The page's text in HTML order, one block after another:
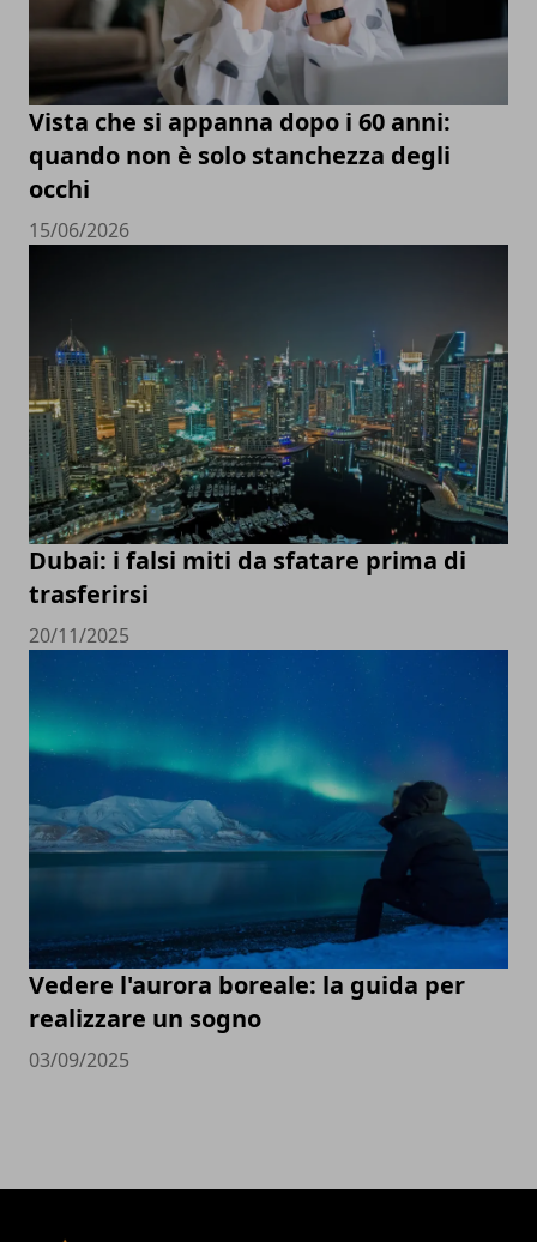
Vista che si appanna dopo i 60 anni:
quando non è solo stanchezza degli
occhi
15/06/2026
Dubai: i falsi miti da sfatare prima di
trasferirsi
20/11/2025
Vedere l'aurora boreale: la guida per
realizzare un sogno
03/09/2025